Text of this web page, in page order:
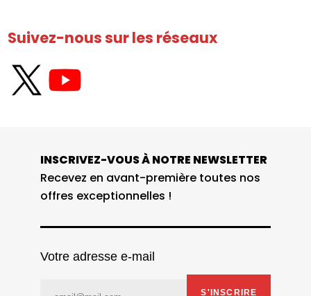
Suivez-nous sur les réseaux
INSCRIVEZ-VOUS À NOTRE NEWSLETTER
Recevez en avant-première toutes nos
offres exceptionnelles !
Votre adresse e-mail
S'INSCRIRE